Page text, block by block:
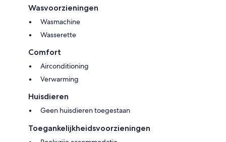
Wasvoorzieningen
Wasmachine
Wasserette
Comfort
Airconditioning
Verwarming
Huisdieren
Geen huisdieren toegestaan
Toegankelijkheidsvoorzieningen